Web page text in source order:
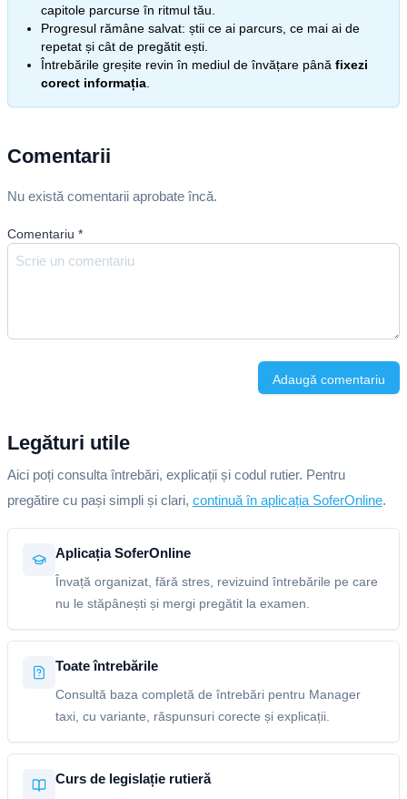
capitole parcurse în ritmul tău.
Progresul rămâne salvat: știi ce ai parcurs, ce mai ai de
repetat și cât de pregătit ești.
Întrebările greșite revin în mediul de învățare până fixezi
corect informația
Comentarii
Nu există comentarii aprobate încă.
Comentariu *
Adaugă comentariu
Legături utile
Aici poți consulta întrebări, explicații și codul rutier. Pentru
pregătire cu pași simpli și clari, continuă în aplicația SoferOnline.
Aplicația SoferOnline
Învață organizat, fără stres, revizuind întrebările pe care
nu le stăpânești și mergi pregătit la examen.
Toate întrebările
Consultă baza completă de întrebări pentru Manager
taxi, cu variante, răspunsuri corecte și explicații.
Curs de legislație rutieră